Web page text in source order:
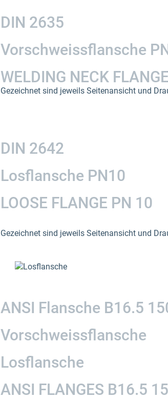
DIN 2635
Vorschweissflansche
WELDING NECK
Gezeichnet sind jeweils Seitenansicht und
DIN 2642
Losflansche PN10
LOOSE FLANGE PN 10
Gezeichnet sind jeweils Seitenansicht und
ANSI Flansche B16.5
Vorschweissflansche
Losflansche
ANSI FLANGES B16.5